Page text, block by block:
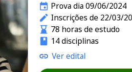
Prova dia 09/06/2024
Inscrições de 22/03/
78 horas de estudo
14 disciplinas
Ver edital